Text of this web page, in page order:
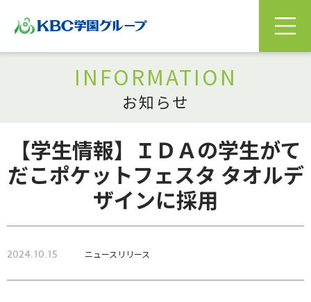
INFORMATION
お知らせ
【学生情報】ＩＤＡの学生がて
だこポケットフェスタ タオルデ
ザインに採用
2024.10.15 ニュースリリース